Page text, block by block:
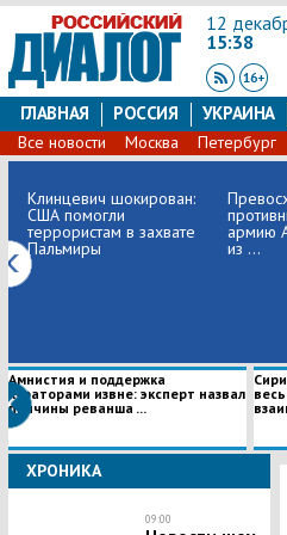
12
15:38
ГЛАВНАЯ РОССИЯ УКРАИНА
Все новости Москва Петербург
Клинцевич шокирован:
США помогли
террористам в захвате
Пальмиры
армию
из ...
Амнистия и поддержка
кураторами извне: эксперт назвал
причины реванша ...
ХРОНИКА
09:00